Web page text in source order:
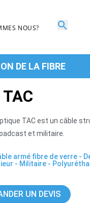
NOUS?
DE LA FIBRE
TAC est un câble
et militaire.
armé fibre de verre -
- Militaire -
UN DEVIS